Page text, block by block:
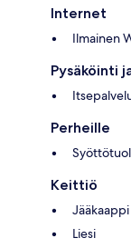
Internet
Ilmainen
Pysäköinti
Perheille
Keittiö
Jääkaappi
Liesi